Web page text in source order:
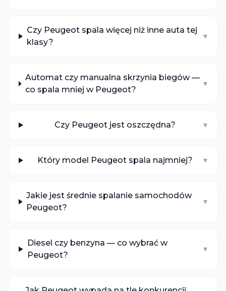
Czy Peugeot spala więcej niż inne auta tej
klasy?
▾
Automat czy manualna skrzynia biegów —
co spala mniej w Peugeot?
▾
Czy Peugeot jest oszczędna? ▾
Który model Peugeot spala najmniej? ▾
Jakie jest średnie spalanie samochodów
Peugeot?
▾
Diesel czy benzyna — co wybrać w
Peugeot?
▾